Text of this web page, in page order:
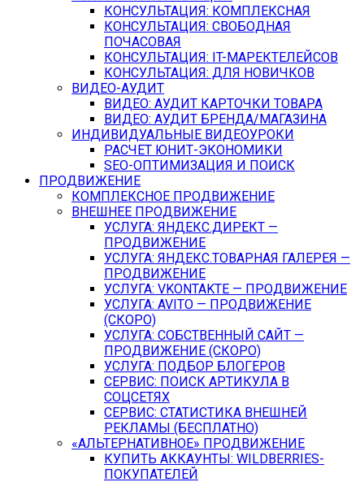
КОНСУЛЬТАЦИЯ: КОМПЛЕКСНАЯ
КОНСУЛЬТАЦИЯ: СВОБОДНАЯ
ПОЧАСОВАЯ
КОНСУЛЬТАЦИЯ: IT-МАРЕКТЕЛЕЙСОВ
КОНСУЛЬТАЦИЯ: ДЛЯ НОВИЧКОВ
ВИДЕО-АУДИТ
ВИДЕО: АУДИТ КАРТОЧКИ ТОВАРА
ВИДЕО: АУДИТ БРЕНДА/МАГАЗИНА
ИНДИВИДУАЛЬНЫЕ ВИДЕОУРОКИ
РАСЧЕТ ЮНИТ-ЭКОНОМИКИ
SEO-ОПТИМИЗАЦИЯ И ПОИСК
ПРОДВИЖЕНИЕ
КОМПЛЕКСНОЕ ПРОДВИЖЕНИЕ
ВНЕШНЕЕ ПРОДВИЖЕНИЕ
УСЛУГА: ЯНДЕКС.ДИРЕКТ —
ПРОДВИЖЕНИЕ
УСЛУГА: ЯНДЕКС.ТОВАРНАЯ ГАЛЕРЕЯ —
ПРОДВИЖЕНИЕ
УСЛУГА: VKONTAKTE — ПРОДВИЖЕНИЕ
УСЛУГА: AVITO — ПРОДВИЖЕНИЕ
(СКОРО)
УСЛУГА: СОБСТВЕННЫЙ САЙТ —
ПРОДВИЖЕНИЕ (СКОРО)
УСЛУГА: ПОДБОР БЛОГЕРОВ
СЕРВИС: ПОИСК АРТИКУЛА В
СОЦСЕТЯХ
СЕРВИС: СТАТИСТИКА ВНЕШНЕЙ
РЕКЛАМЫ (БЕСПЛАТНО)
«АЛЬТЕРНАТИВНОЕ» ПРОДВИЖЕНИЕ
КУПИТЬ АККАУНТЫ: WILDBERRIES-
ПОКУПАТЕЛЕЙ